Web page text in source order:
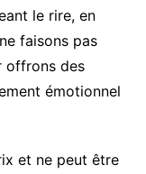
le rire, en
faisons pas
offrons des
émotionnel
et ne peut être